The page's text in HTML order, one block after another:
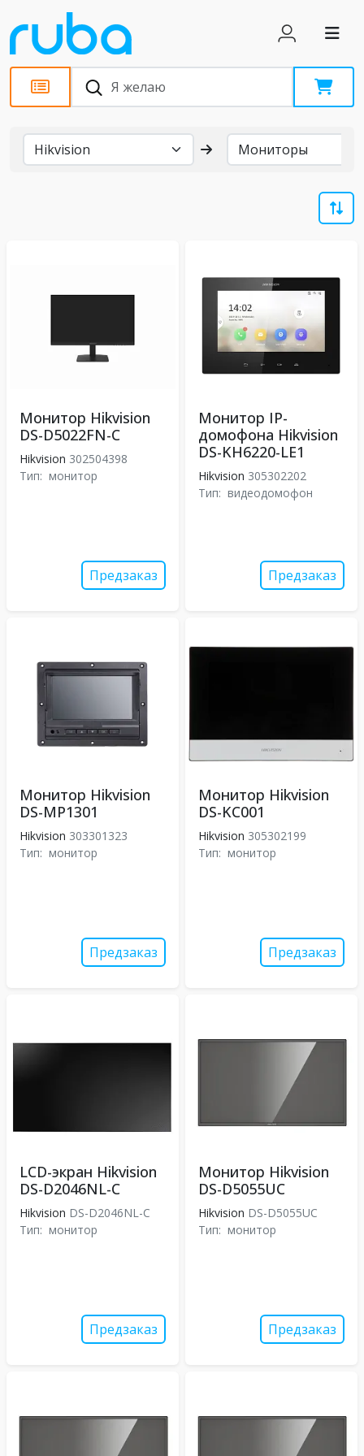
Бренды
Монитор Hikvision
DS-D5022FN-C
Hikvision 302504398
Тип: монитор
Предзаказ
Монитор IP-
домофона Hikvision
DS-KH6220-LE1
Hikvision 305302202
Тип: видеодомофон
Предзаказ
Монитор Hikvision
DS-MP1301
Hikvision 303301323
Тип: монитор
Предзаказ
Монитор Hikvision
DS-KC001
Hikvision 305302199
Тип: монитор
Предзаказ
LCD-экран Hikvision
DS-D2046NL-C
Hikvision DS-D2046NL-C
Тип: монитор
Предзаказ
Монитор Hikvision
DS-D5055UC
Hikvision DS-D5055UC
Тип: монитор
Предзаказ